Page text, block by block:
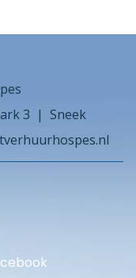
3
Sneek